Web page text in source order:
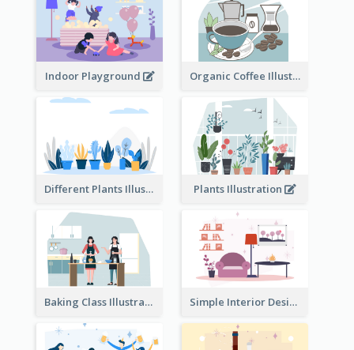
Indoor Playground Organic Coffee Illustration
Different Plants Illustration Plants Illustration
Baking Class Illustration Simple Interior Design